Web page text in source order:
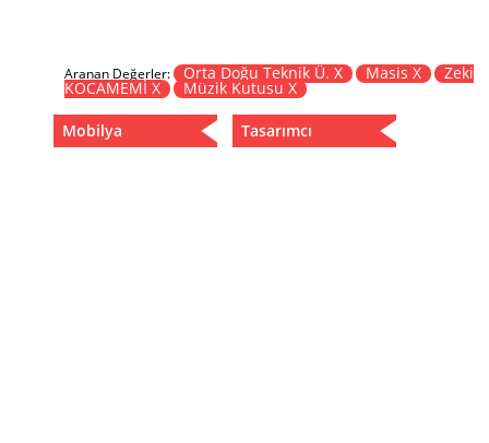
Zigon
Aranan Değerler: Orta Doğu Teknik Ü. X Masis X Zeki
KOCAMEMİ X Müzik Kutusu X
Mobilya Tasarımcı